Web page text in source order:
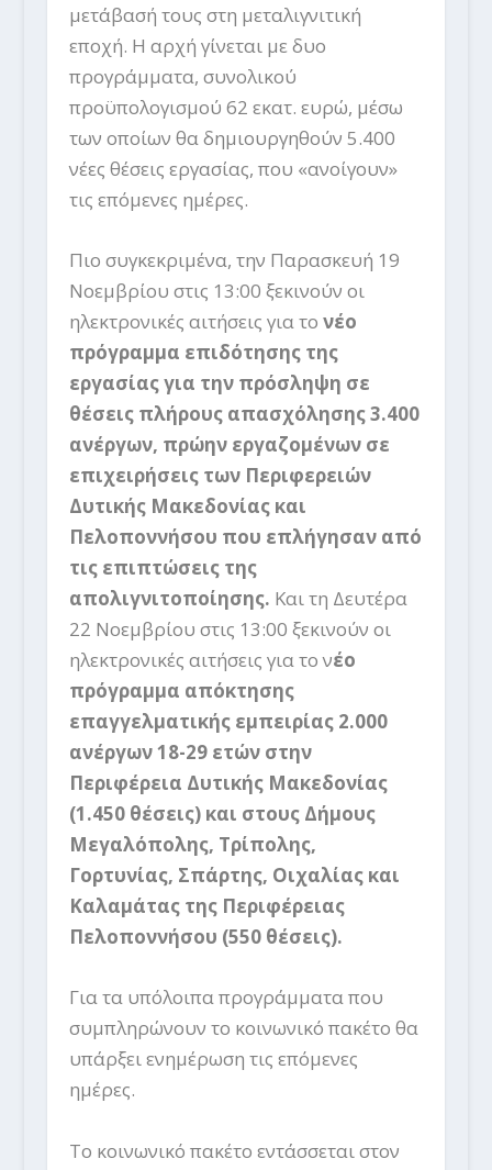
μετάβασή τους στη μεταλιγνιτική
εποχή. Η αρχή γίνεται με δυο
προγράμματα, συνολικού
προϋπολογισμού 62 εκατ. ευρώ, μέσω
των οποίων θα δημιουργηθούν 5.400
νέες θέσεις εργασίας, που «ανοίγουν»
τις επόμενες ημέρες.
Πιο συγκεκριμένα, την Παρασκευή 19
Νοεμβρίου στις 13:00 ξεκινούν οι
ηλεκτρονικές αιτήσεις για το νέο
πρόγραμμα επιδότησης της
εργασίας για την πρόσληψη σε
θέσεις πλήρους απασχόλησης 3.400
ανέργων, πρώην εργαζομένων σε
επιχειρήσεις των Περιφερειών
Δυτικής Μακεδονίας και
Πελοποννήσου που επλήγησαν από
τις επιπτώσεις της
απολιγνιτοποίησης. Και τη Δευτέρα
22 Νοεμβρίου στις 13:00 ξεκινούν οι
ηλεκτρονικές αιτήσεις για το νέο
πρόγραμμα απόκτησης
επαγγελματικής εμπειρίας 2.000
ανέργων 18-29 ετών στην
Περιφέρεια Δυτικής Μακεδονίας
(1.450 θέσεις) και στους Δήμους
Μεγαλόπολης, Τρίπολης,
Γορτυνίας, Σπάρτης, Οιχαλίας και
Καλαμάτας της Περιφέρειας
Πελοποννήσου (550 θέσεις).
Για τα υπόλοιπα προγράμματα που
συμπληρώνουν το κοινωνικό πακέτο θα
υπάρξει ενημέρωση τις επόμενες
ημέρες.
Το κοινωνικό πακέτο εντάσσεται στον